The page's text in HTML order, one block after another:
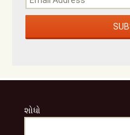
શોધો